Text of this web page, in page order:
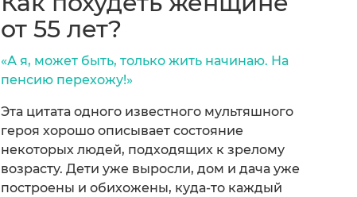
от 55 лет?
«А я, может быть, только жить начинаю. На
пенсию перехожу!»
Эта цитата одного известного мультяшного
героя хорошо описывает состояние
некоторых людей, подходящих к зрелому
возрасту. Дети уже выросли, дом и дача уже
построены и обихожены, куда-то каждый